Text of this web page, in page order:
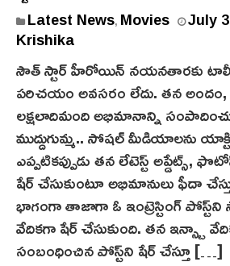
Latest News, Movies July
Krishika
సౌత్ స్టార్ హీరోయిన్ నయనతారకు టాలీవుడ్
పరిచయం అవసరం లేదు. తన
లక్షలాదిమంది అభిమానాన్ని
ముద్దుగుమ్మ.. సోషల్ మీడియాలను
ఎప్పటికప్పుడు తన లేటెస్ట్
షేర్ చేసుకుంటూ అభిమానులు ఫీదా
భాగంగా తాజాగా ఓ ఇంట్రెస్టింగ్
వేదికగా షేర్ చేసుకుంది. తన ఇన్స్టా
సంబంధించిన పోస్ట్‌ని షేర్ చేస్తూ […]